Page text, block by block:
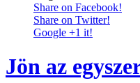
Share on Facebook!
Share on Twitter!
Google +1 it!
Jön az